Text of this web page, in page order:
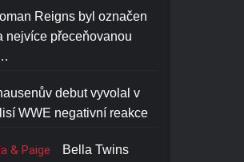
Reigns byl označen
nejvíce přeceňovanou
debut vyvolal v
WWE negativní reakce
Bella Twins